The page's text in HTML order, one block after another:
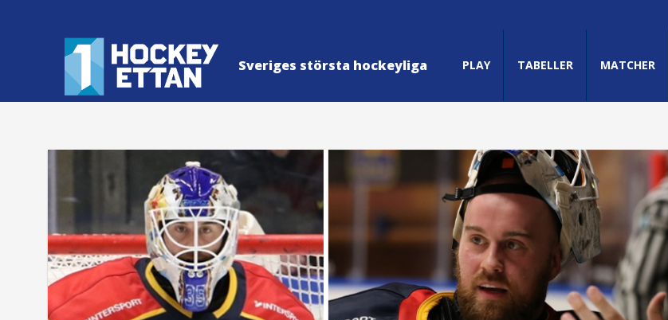
Sveriges största hockeyliga PLAY TABELLER MATCHER